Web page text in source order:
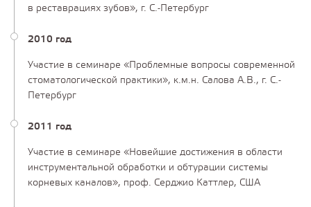
в реставрациях зубов», г. С.-Петербург
2010 год
Участие в семинаре «Проблемные вопросы современной
стоматологической практики», к.м.н. Салова А.В., г. С.-
Петербург
2011 год
Участие в семинаре «Новейшие достижения в области
инструментальной обработки и обтурации системы
корневых каналов», проф. Серджио Каттлер, США